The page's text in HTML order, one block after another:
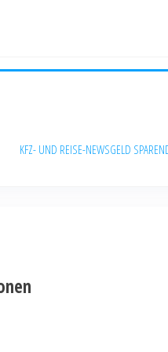
KFZ- UND REISE-NEWSGELD SPAREN